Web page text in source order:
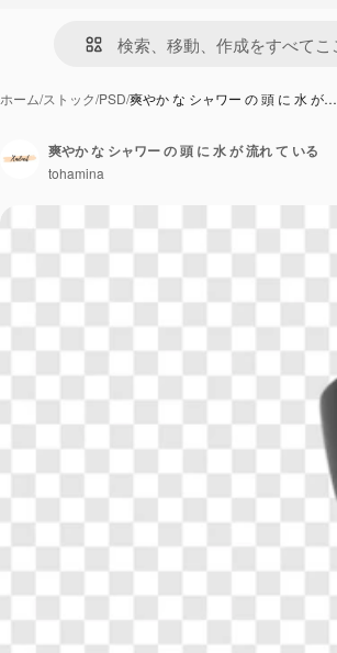
ホーム/ストック/PSD/爽やか な シャワー の 頭 に 水 が…
爽やか な シャワー の 頭 に 水 が 流れ て いる
tohamina